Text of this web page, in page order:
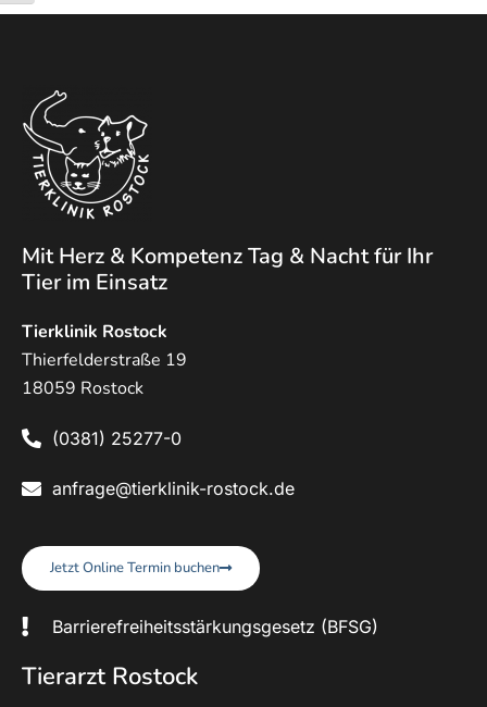
Mit Herz & Kompetenz Tag & Nacht für Ihr
Tier im Einsatz
Tierklinik Rostock
Thierfelderstraße 19
18059 Rostock
(0381) 25277-0
anfrage@tierklinik-rostock.de
Jetzt Online Termin buchen
Barrierefreiheitsstärkungsgesetz (BFSG)
Tierarzt Rostock